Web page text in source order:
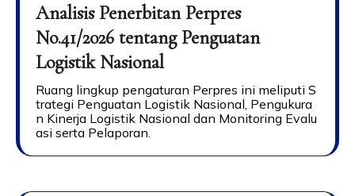
Analisis Penerbitan Perpres
No.41/2026 tentang Penguatan
Logistik Nasional
Ruang lingkup pengaturan Perpres ini meliputi S
trategi Penguatan Logistik Nasional, Pengukura
n Kinerja Logistik Nasional dan Monitoring Evalu
asi serta Pelaporan.